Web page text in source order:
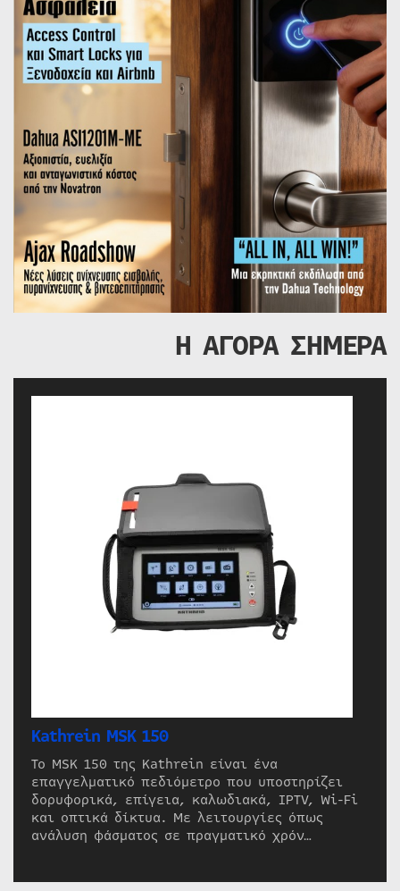
Η ΑΓΟΡΑ ΣΗΜΕΡΑ
Kathrein MSK 150
Το MSK 150 της Kathrein είναι ένα
επαγγελματικό πεδιόμετρο που υποστηρίζει
δορυφορικά, επίγεια, καλωδιακά, IPTV, Wi-Fi
και οπτικά δίκτυα. Με λειτουργίες όπως
ανάλυση φάσματος σε πραγματικό χρόν…